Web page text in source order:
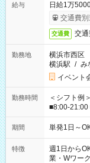
給与
日給1万
交通費別
交通費 交
勤務地
横浜市西区
横浜駅 / み
イベント
勤務時間
＜シフト例
■8:00-
期間 単発1日～
特徴 週1日から
業・Wワー